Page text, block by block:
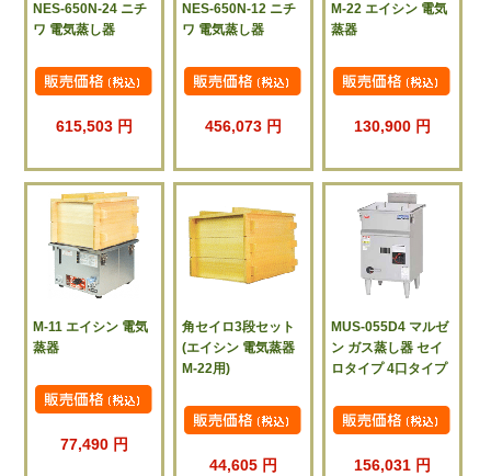
NES-650N-24 ニチ
ワ 電気蒸し器
615,503 円
NES-650N-12 ニチ
ワ 電気蒸し器
456,073 円
M-22 エイシン 電気
蒸器
130,900 円
M-11 エイシン 電気
蒸器
77,490 円
角セイロ3段セット
(エイシン 電気蒸器
M-22用)
44,605 円
MUS-055D4 マルゼ
ン ガス蒸し器 セイ
ロタイプ 4口タイプ
156,031 円